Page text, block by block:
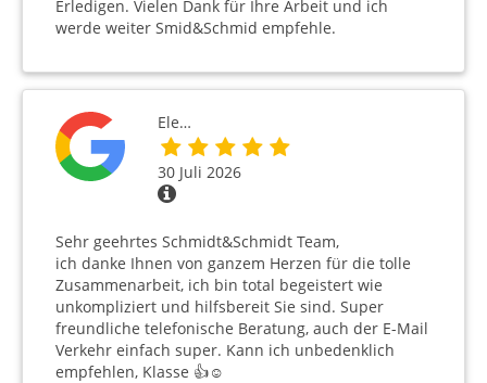
Erledigen. Vielen Dank für Ihre Arbeit und ich
werde weiter Smid&Schmid empfehle.
Ele…
30 Juli 2026
Sehr geehrtes Schmidt&Schmidt Team,
ich danke Ihnen von ganzem Herzen für die tolle
Zusammenarbeit, ich bin total begeistert wie
unkompliziert und hilfsbereit Sie sind. Super
freundliche telefonische Beratung, auch der E-Mail
Verkehr einfach super. Kann ich unbedenklich
empfehlen, Klasse 👍☺️